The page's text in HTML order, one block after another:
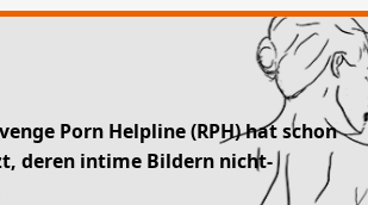
Porn Helpline (RPH) hat schon
deren intime Bildern nicht-